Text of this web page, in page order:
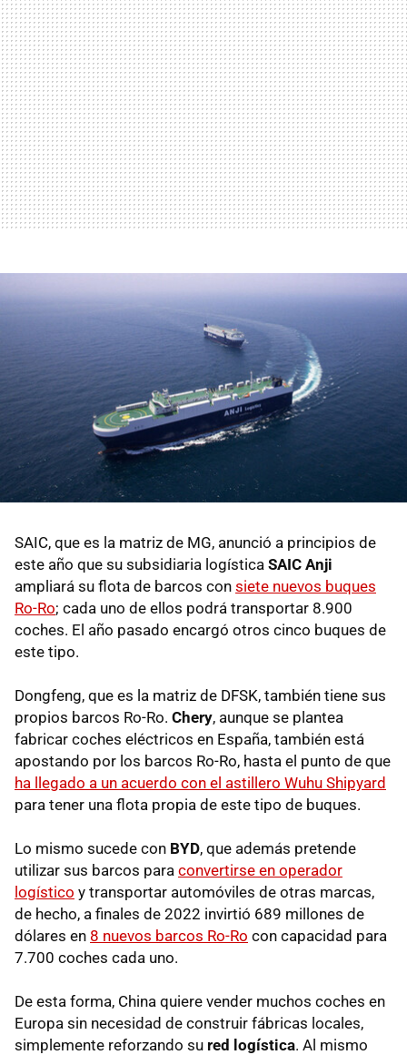
SAIC, que es la matriz de MG, anunció a principios de
este año que su subsidiaria logística SAIC Anji
ampliará su flota de barcos con siete nuevos buques
Ro-Ro; cada uno de ellos podrá transportar 8.900
coches. El año pasado encargó otros cinco buques de
este tipo.
Dongfeng, que es la matriz de DFSK, también tiene sus
propios barcos Ro-Ro. Chery, aunque se plantea
fabricar coches eléctricos en España, también está
apostando por los barcos Ro-Ro, hasta el punto de que
ha llegado a un acuerdo con el astillero Wuhu Shipyard
para tener una flota propia de este tipo de buques.
Lo mismo sucede con BYD, que además pretende
utilizar sus barcos para convertirse en operador
logístico y transportar automóviles de otras marcas,
de hecho, a finales de 2022 invirtió 689 millones de
dólares en 8 nuevos barcos Ro-Ro con capacidad para
7.700 coches cada uno.
De esta forma, China quiere vender muchos coches en
Europa sin necesidad de construir fábricas locales,
simplemente reforzando su red logística. Al mismo